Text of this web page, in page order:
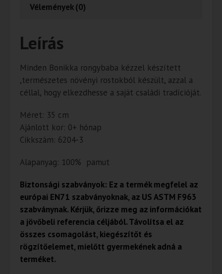
Vélemények (0)
Leírás
Minden Bonikka rongybaba kézzel készített
,természetes növényi rostokból készült, azzal a
céllal, hogy elkezdhesse a saját családi tradícióját.
Méret: 35 cm
Ajánlott kor: 0+ hónap
Cikkszám: 6204-3
Alapanyag: 100% pamut
Biztonsági szabványok: Ez a termék megfelel az
európai EN71 szabványoknak, az US ASTM F963
szabványnak. Kérjük, őrizze meg az információkat
a jövőbeli referencia céljából. Távolítsa el az
összes csomagolást, kiegészítőt és
rögzítőelemet, mielőtt gyermekének adná a
terméket.